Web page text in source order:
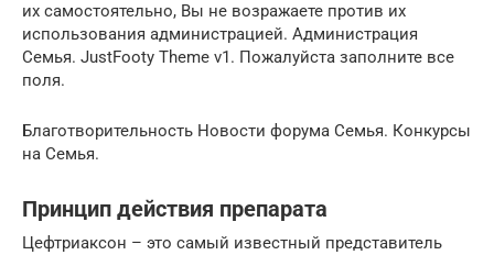
их самостоятельно, Вы не возражаете против их
использования администрацией. Администрация
Семья. JustFooty Theme v1. Пожалуйста заполните все
поля.
Благотворительность Новости форума Семья. Конкурсы
на Семья.
Принцип действия препарата
Цефтриаксон – это самый известный представитель